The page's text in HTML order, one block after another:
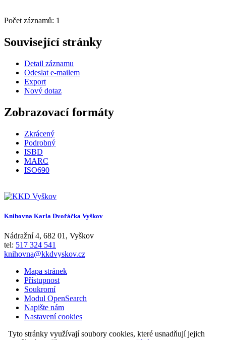
Počet záznamů: 1
Související stránky
Detail záznamu
Odeslat e-mailem
Export
Nový dotaz
Zobrazovací formáty
Zkrácený
Podrobný
ISBD
MARC
ISO690
Knihovna Karla Dvořáčka Vyškov
Nádražní 4, 682 01 , Vyškov
tel: 517 324 541
knihovna@kkdvyskov.cz
Mapa stránek
Přístupnost
Soukromí
Modul OpenSearch
Napište nám
Nastavení cookies
Tyto stránky využívají soubory cookies, které usnadňují jejich